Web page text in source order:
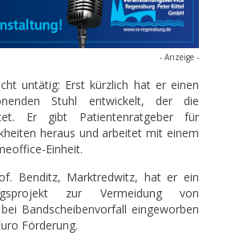
- Anzeige -
untätig: Erst kürzlich hat er einen
Stuhl entwickelt, der die
Er gibt Patientenratgeber für
heraus und arbeitet mit einem
Einheit.
Benditz, Marktredwitz, hat er ein
zur Vermeidung von
Bandscheibenvorfall eingeworben
Förderung.